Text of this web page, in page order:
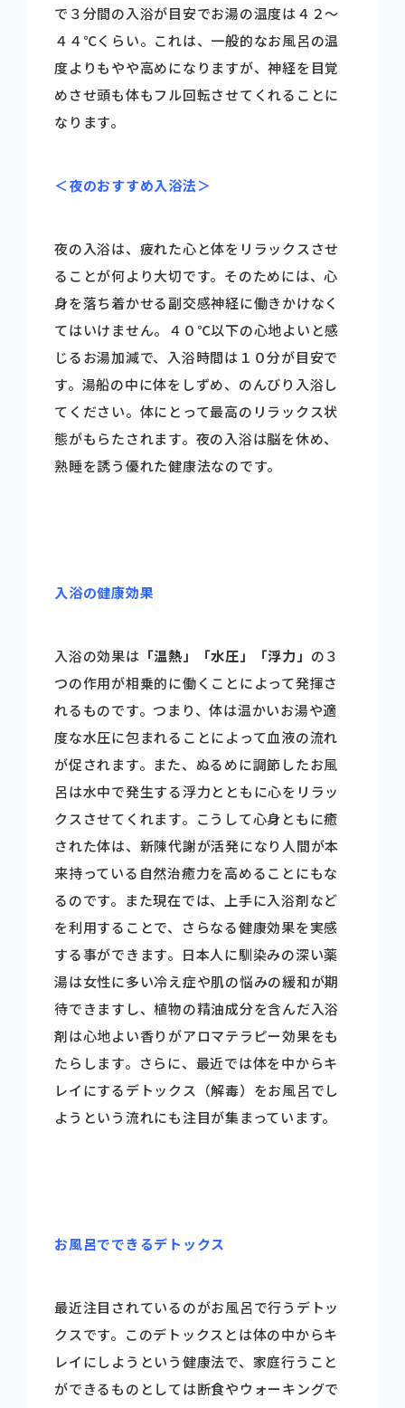
で３分間の入浴が目安でお湯の温度は４２～
４４℃くらい。これは、一般的なお風呂の温
度よりもやや高めになりますが、神経を目覚
めさせ頭も体もフル回転させてくれることに
なります。
＜夜のおすすめ入浴法＞
夜の入浴は、疲れた心と体をリラックスさせ
ることが何より大切です。そのためには、心
身を落ち着かせる副交感神経に働きかけなく
てはいけません。４０℃以下の心地よいと感
じるお湯加減で、入浴時間は１０分が目安で
す。湯船の中に体をしずめ、のんびり入浴し
てください。体にとって最高のリラックス状
態がもらたされます。夜の入浴は脳を休め、
熟睡を誘う優れた健康法なのです。
入浴の健康効果
入浴の効果は 「温熱」「水圧」「浮力」 の３
つの作用が相乗的に働くことによって発揮さ
れるものです。つまり、体は温かいお湯や適
度な水圧に包まれることによって血液の流れ
が促されます。また、ぬるめに調節したお風
呂は水中で発生する浮力とともに心をリラッ
クスさせてくれます。こうして心身ともに癒
された体は、新陳代謝が活発になり人間が本
来持っている自然治癒力を高めることにもな
るのです。また現在では、上手に入浴剤など
を利用することで、さらなる健康効果を実感
する事ができます。日本人に馴染みの深い薬
湯は女性に多い冷え症や肌の悩みの緩和が期
待できますし、植物の精油成分を含んだ入浴
剤は心地よい香りがアロマテラピー効果をも
たらします。さらに、最近では体を中からキ
レイにするデトックス（解毒）をお風呂でし
ようという流れにも注目が集まっています。
お風呂でできるデトックス
最近注目されているのがお風呂で行うデトッ
クスです。このデトックスとは体の中からキ
レイにしようという健康法で、家庭行うこと
ができるものとしては断食やウォーキングで